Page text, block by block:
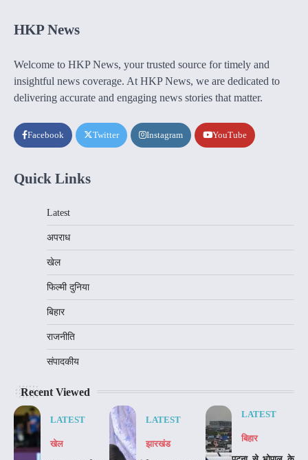
HKP News
Welcome to HKP News, your trusted source for timely and
insightful news coverage. At HKP News, we are dedicated to
delivering accurate and engaging news stories that matter.
Facebook Twitter Instagram YouTube
Quick Links
Latest
अपराध
खेल
फिल्मी दुनिया
बिहार
राजनीति
संपादकीय
Recent Viewed
LATEST
खेल
LATEST
झारखंड
LATEST
बिहार